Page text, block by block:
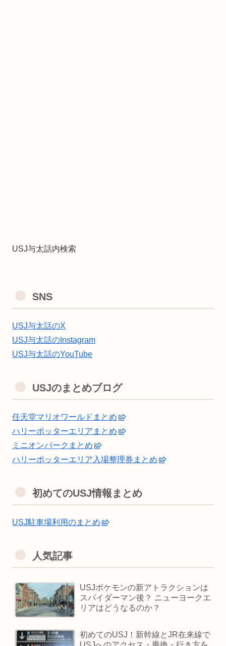
USJ与太話内検索
SNS
USJ与太話のX
USJ与太話のInstagram
USJ与太話のYouTube
USJのまとめブログ
任天堂マリオワールドまとめ
ハリーポッターエリアまとめ
ミニオンパークまとめ
ハリーポッターエリア入場整理券まとめ
初めてのUSJ情報まとめ
USJ駐車場利用のまとめ
人気記事
USJポケモンの新アトラクションは
スパイダーマン後？ ニューヨークエ
リアはどうなるのか？
初めてのUSJ！新幹線とJR在来線で